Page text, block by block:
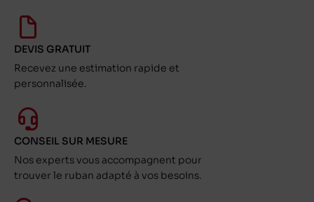
DEVIS GRATUIT
Recevez une estimation rapide et
personnalisée.
CONSEIL SUR MESURE
Nos experts vous accompagnent pour
trouver le ruban adapté à vos besoins.